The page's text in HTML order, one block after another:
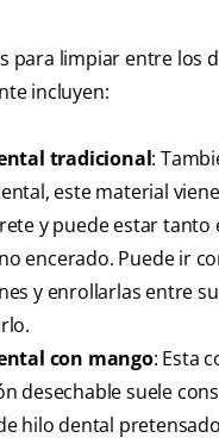
para limpiar entre los
incluyen:
tradicional:
este material
y puede estar tanto
encerado. Puede ir
y enrollarlas entre
con mango: Esta
desechable suele
hilo dental